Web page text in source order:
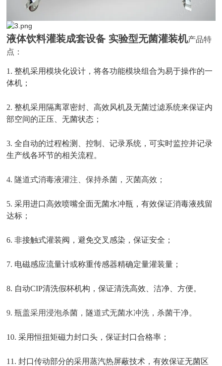
液体饮料灌装成套设备 实验型无菌灌装机产品特
点：
1. 整机采用模块化设计，将各功能模块组合为易于操作的一
体机；
2. 整机采用隔离罩密封、高效风机及无菌过滤系统来保证内
部空间的正压、无菌状态；
3. 全自动的过程检测、控制、记录系统，可实时监控并记录
生产线各环节的相关流程。
4. 隧道式消毒液灌注、保持杀菌，灭菌高效 ；
5. 采用进口高效喷嘴全面无菌水冲瓶，有效保证消毒液残留
达标；
6. 非接触式灌装阀，避免交叉感染，保证安全；
7. 电磁感应流量计或称重传感器精确定量灌装量；
8. 自动CIP清洗假杯机构，保证清洗高效、洁净、方便。
9. 瓶盖采用浸泡杀菌，隧道式无菌水冲洗，杀菌干净。
10. 采用恒扭矩磁力封口头，保证封口合格率；
11. 封口传动部分的采用蒸汽热屏蔽技术，有效保证无菌区